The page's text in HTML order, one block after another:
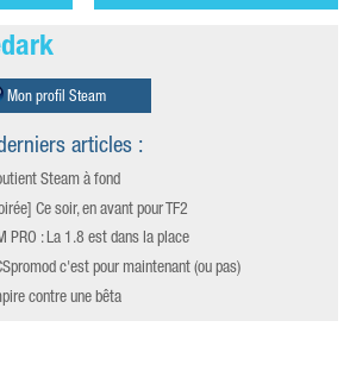
Mon profil Steam
articles :
Steam à fond
Ce soir, en avant pour TF2
PRO : La 1.8 est dans la place
c'est pour maintenant (ou pas)
contre une bêta